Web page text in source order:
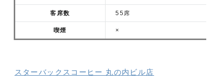
客席数 55席
喫煙 ×
スターバックスコーヒー 丸の内ビル店